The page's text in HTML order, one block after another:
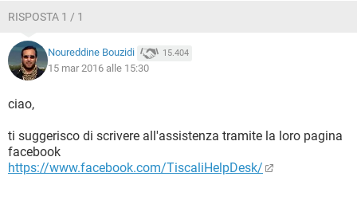
RISPOSTA 1 / 1
Noureddine Bouzidi 15.404
15 mar 2016 alle 15:30
ciao,
ti suggerisco di scrivere all'assistenza tramite la loro pagina
facebook
https://www.facebook.com/TiscaliHelpDesk/